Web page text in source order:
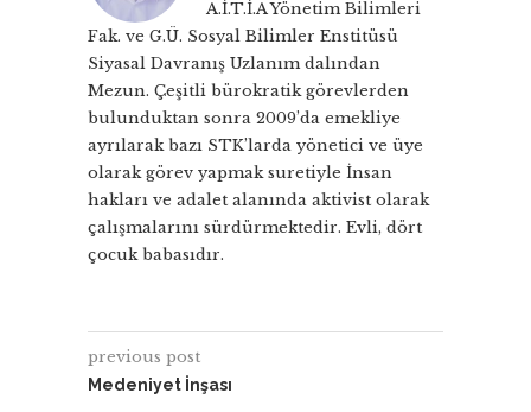
A.İ.T.İ.A Yönetim Bilimleri
Fak. ve G.Ü. Sosyal Bilimler Enstitüsü
Siyasal Davranış Uzlanım dalından
Mezun. Çeşitli bürokratik görevlerden
bulunduktan sonra 2009’da emekliye
ayrılarak bazı STK’larda yönetici ve üye
olarak görev yapmak suretiyle İnsan
hakları ve adalet alanında aktivist olarak
çalışmalarını sürdürmektedir. Evli, dört
çocuk babasıdır.
previous post
Medeniyet İnşası